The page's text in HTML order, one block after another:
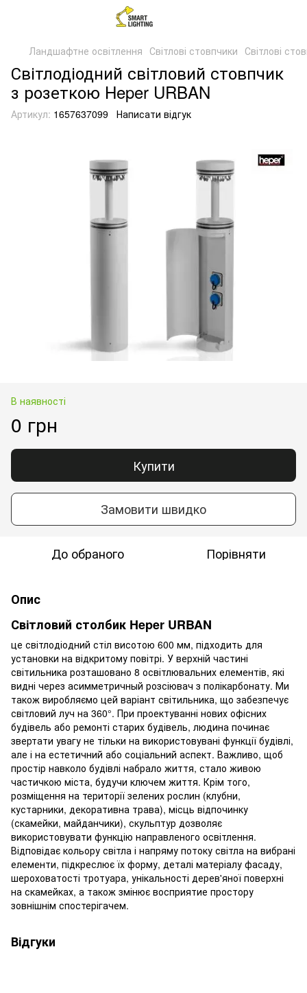
Ландшафтне освітлення Світлові стовпчики Світлові
Світлодіодний світловий стовпчик
з розеткою Heper URBAN
Артикул: 1657637099 Написати відгук
В наявності
0 грн
Купити
Замовити швидко
До обраного Порівняти
Опис
Світловий столбик Heper URBAN
це світлодіодний стіл висотою 600 мм, підходить для
установки на відкритому повітрі. У верхній частині
світильника розташовано 8 освітлювальних елементів, які
видні через асимметричный розсіювач з полікарбонату. Ми
також виробляємо цей варіант світильника, що забезпечує
світловий луч на 360°. При проектуванні нових офісних
будівель або ремонті старих будівель, людина починає
звертати увагу не тільки на використовувані функції будівлі,
але і на естетичний або соціальний аспект. Важливо, щоб
простір навколо будівлі набрало життя, стало живою
частичкою міста, будучи ключем життя. Крім того,
розміщення на території зелених рослин (клубни,
кустарники, декоративна трава), місць відпочинку
(скамейки, майданчики), скульптур дозволяє
використовувати функцію направленого освітлення.
Відповідає кольору світла і напряму потоку світла на вибрані
елементи, підкреслює їх форму, деталі матеріалу фасаду,
шероховатості тротуара, унікальності дерев'яної поверхні
на скамейках, а також змінює восприятие простору
зовнішнім спостерігачем.
Відгуки